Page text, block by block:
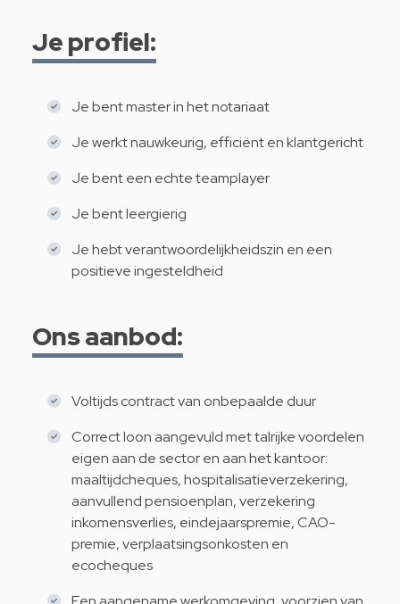
Je profiel:
Je bent master in het notariaat
Je werkt nauwkeurig, efficiënt en klantgericht
Je bent een echte teamplayer
Je bent leergierig
Je hebt verantwoordelijkheidszin en een
positieve ingesteldheid
Ons aanbod:
Voltijds contract van onbepaalde duur
Correct loon aangevuld met talrijke voordelen
eigen aan de sector en aan het kantoor:
maaltijdcheques, hospitalisatieverzekering,
aanvullend pensioenplan, verzekering
inkomensverlies, eindejaarspremie, CAO-
premie, verplaatsingsonkosten en
ecocheques